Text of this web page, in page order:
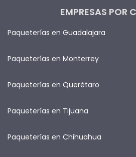
EMPRESAS POR
Paqueterías en Guadalajara
Paqueterías en Monterrey
Paqueterías en Querétaro
Paqueterías en Tijuana
Paqueterías en Chihuahua